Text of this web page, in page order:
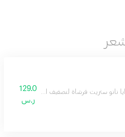
نانو ستريت فرشاة لتصفيف الشعر صغيرة
129.0
ر.س